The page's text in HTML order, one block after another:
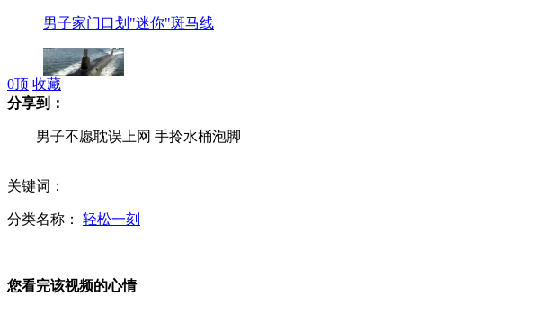
男子家门口划"迷你"斑马线
实拍男子自称"开玩笑" 猥亵电梯工
0顶 收藏
分享到：
男子不愿耽误上网 手拎水桶泡脚
关键词：
分类名称： 轻松一刻
您看完该视频的心情